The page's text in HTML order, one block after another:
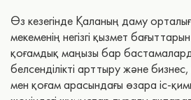
Өз кезегінде Қаланың даму
мекеменің негізгі қызмет
қоғамдық маңызы бар
белсенділікті арттыру және
мен қоғам арасындағы өзара іс-